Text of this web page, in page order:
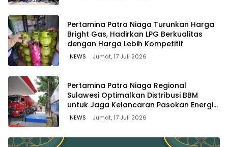
Pertamina Patra Niaga Turunkan Harga
Bright Gas, Hadirkan LPG Berkualitas
dengan Harga Lebih Kompetitif
NEWS Jumat, 17 Juli 2026
Pertamina Patra Niaga Regional
Sulawesi Optimalkan Distribusi BBM
untuk Jaga Kelancaran Pasokan Energi
di Seluruh Wilayah Sulawesi
NEWS Jumat, 17 Juli 2026